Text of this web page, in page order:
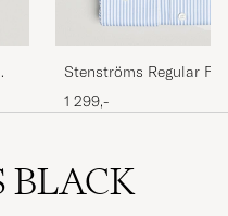
Stenströms Regular Fit
Cut Away Shirt Blue/
1 299,-
BLACK